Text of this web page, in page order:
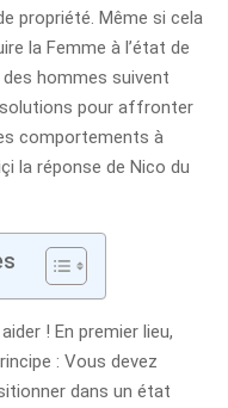
propriété. Même si cela
la Femme à l’état de
hommes suivent
pour affronter
comportements à
la réponse de Nico du
! En premier lieu,
: Vous devez
dans un état